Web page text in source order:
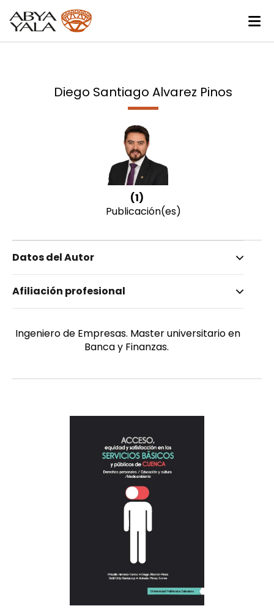
Diego Santiago Alvarez Pinos
(1)
Publicación(es)
Datos del Autor
Alvarez Pinos, Diego Santiago
Afiliación profesional
Ingeniero de Empresas. Master universitario en
Banca y Finanzas.